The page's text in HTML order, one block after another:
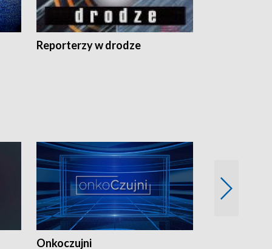
Reporterzy w drodze
Onkoczujni